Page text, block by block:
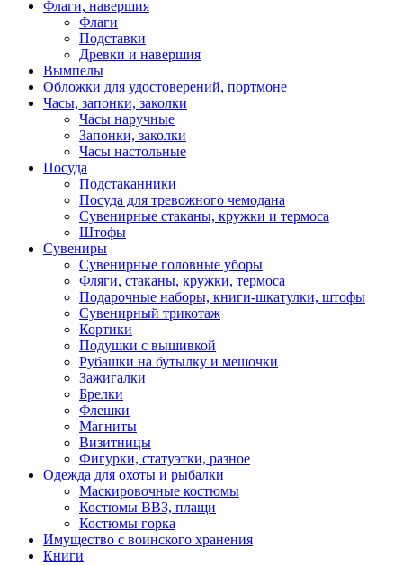
Флаги, навершия
Флаги
Подставки
Древки и навершия
Вымпелы
Обложки для удостоверений, портмоне
Часы, запонки, заколки
Часы наручные
Запонки, заколки
Часы настольные
Посуда
Подстаканники
Посуда для тревожного чемодана
Сувенирные стаканы, кружки и термоса
Штофы
Сувениры
Сувенирные головные уборы
Фляги, стаканы, кружки, термоса
Подарочные наборы, книги-шкатулки, штофы
Сувенирный трикотаж
Кортики
Подушки с вышивкой
Рубашки на бутылку и мешочки
Зажигалки
Брелки
Флешки
Магниты
Визитницы
Фигурки, статуэтки, разное
Одежда для охоты и рыбалки
Маскировочные костюмы
Костюмы ВВЗ, плащи
Костюмы горка
Имущество с воинского хранения
Книги